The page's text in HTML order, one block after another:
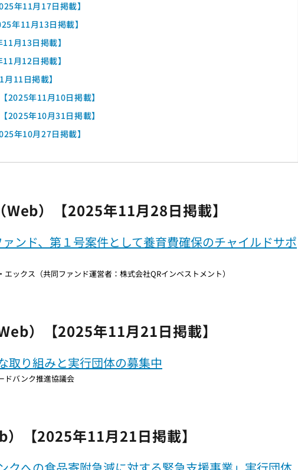
年11月17日掲載】
年11月13日掲載】
月13日掲載】
月12日掲載】
11日掲載】
2025年11月10日掲載】
2025年10月31日掲載】
年10月27日掲載】
）【2025年11月28日掲載】
ンド、第１号案件として養育費確保のチャイルドサポ
ックス（共同ファンド運営者：株式会社QRインベストメント）
）【2025年11月21日掲載】
取り組みと実行団体の募集中
ドバンク推進協議会
【2025年11月21日掲載】